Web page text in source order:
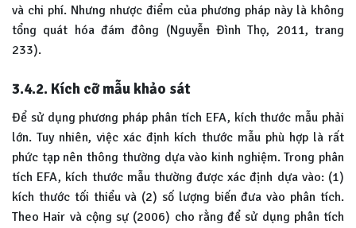
và chi phí. Nhưng nhược điểm của phương pháp này là không
tổng quát hóa đám đông (Nguyễn Đình Thọ, 2011, trang
233).
3.4.2. Kích cỡ mẫu khảo sát
Để sử dụng phương pháp phân tích EFA, kích thước mẫu phải
lớn. Tuy nhiên, việc xác định kích thước mẫu phù hợp là rất
phức tạp nên thông thường dựa vào kinh nghiệm. Trong phân
tích EFA, kích thước mẫu thường được xác định dựa vào: (1)
kích thước tối thiểu và (2) số lượng biến đưa vào phân tích.
Theo Hair và cộng sự (2006) cho rằng để sử dụng phân tích